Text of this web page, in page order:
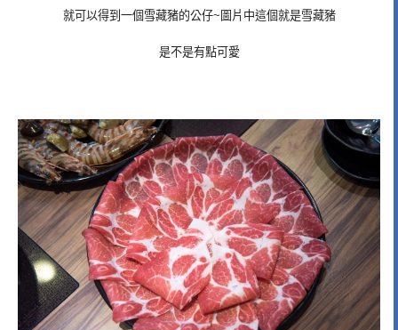
就可以得到一個雪藏豬的公仔~圖片中這個就是雪藏豬
是不是有點可愛